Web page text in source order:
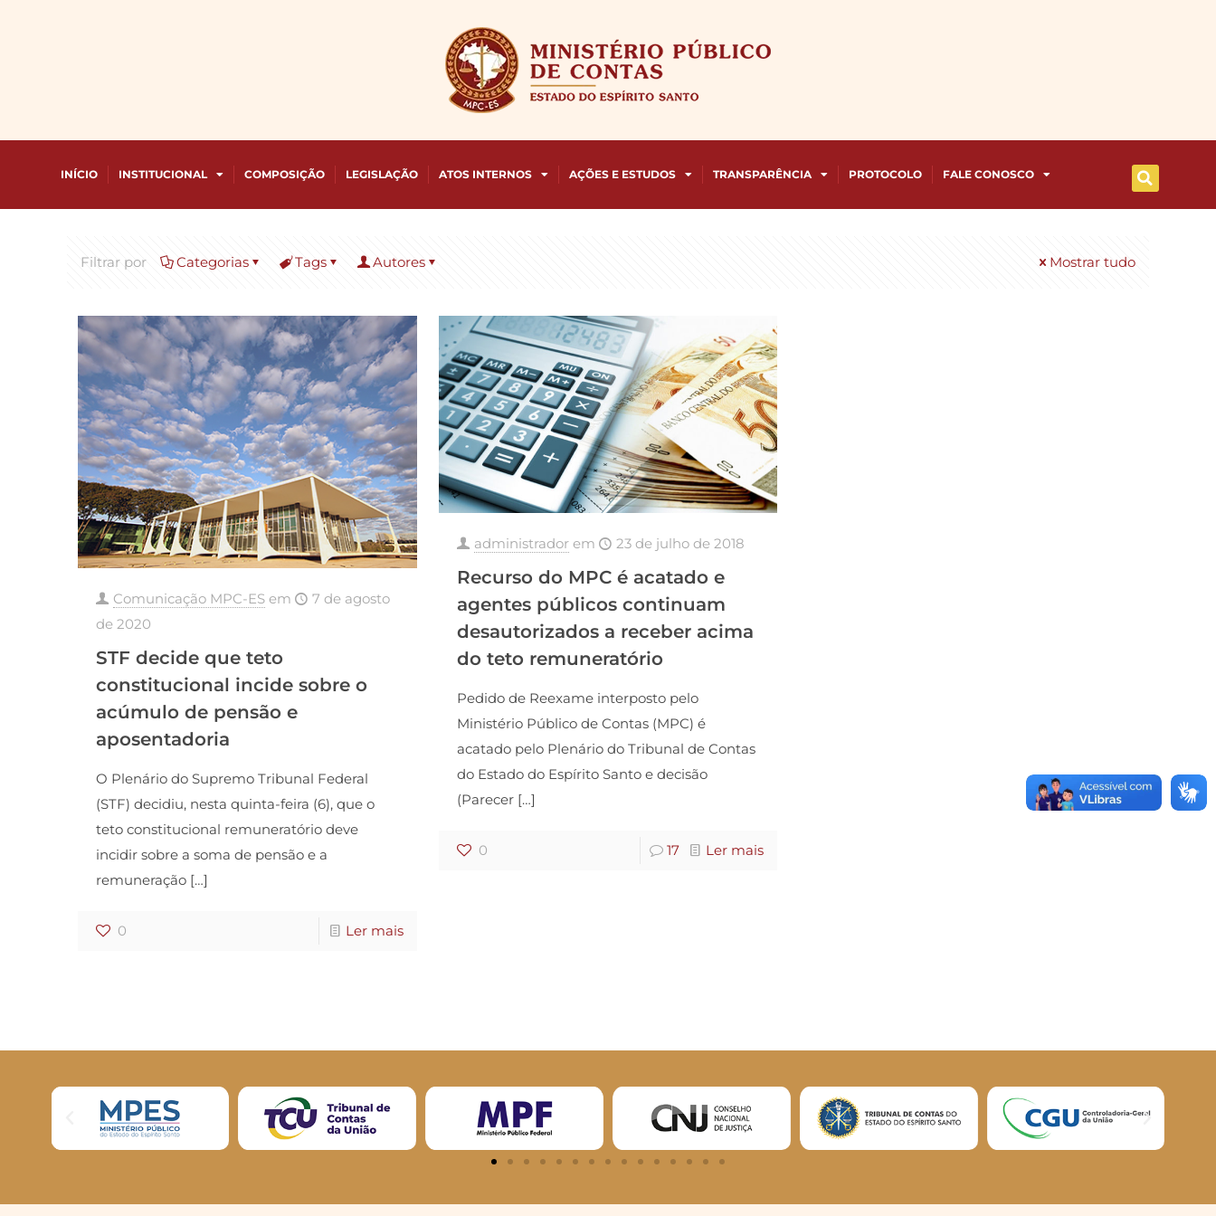
INÍCIO INSTITUCIONAL COMPOSIÇÃO LEGISLAÇÃO ATOS INTERNOS AÇÕES E ESTUDOS TRANSPARÊNCIA PROTOCOLO FALE CONOSCO
Filtrar por Categorias Tags Autores Mostrar tudo
Comunicação MPC-ES em
7 de agosto
de 2020
STF decide que teto
constitucional incide sobre o
acúmulo de pensão e
aposentadoria
O Plenário do Supremo Tribunal Federal
(STF) decidiu, nesta quinta-feira (6), que o
teto constitucional remuneratório deve
incidir sobre a soma de pensão e a
remuneração[…]
0 Ler mais
administrador em 23 de julho de 2018
Recurso do MPC é acatado e
agentes públicos continuam
desautorizados a receber acima
do teto remuneratório
Pedido de Reexame interposto pelo
Ministério Público de Contas (MPC) é
acatado pelo Plenário do Tribunal de Contas
do Estado do Espírito Santo e decisão
(Parecer[…]
0 17 Ler mais